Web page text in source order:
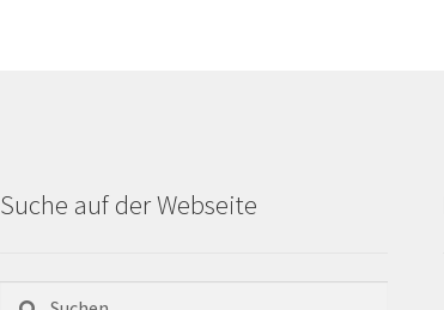
Suche auf der Webseite